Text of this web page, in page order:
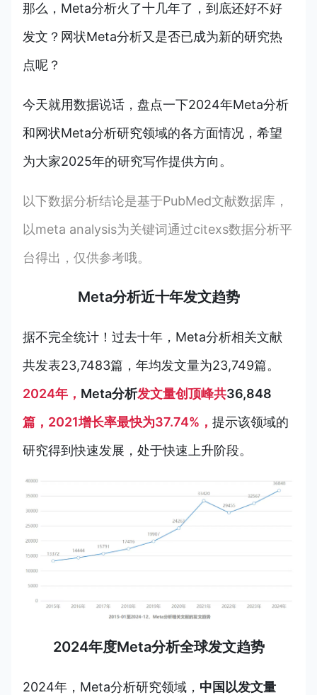
那么，Meta分析火了十几年了，到底还好不好
发文？ 网状Meta分析又是否已成为新的研究热
点呢？
今天就用数据说话，盘点一下2024年Meta分析
和网状Meta分析研究领域的各方面情况，希望
为大家2025年的研究写作提供方向。
以下数据分析结论是基于PubMed文献数据库，
以meta analysis为关键词通过citexs数据分析平
台得出，仅供参考哦。
Meta分析近十年发文趋势
据不完全统计！过去十年， Meta分析相关文献
共发表23,7483篇，年均发文量为23,749篇。
2024年， Meta分析发文量创顶峰共36,848
篇，2021增长率最快为37.74%， 提示该领域的
研究得到快速发展，处于快速上升阶段。
2024年度Meta分析全球发文趋势
2024年，Meta分析研究领域， 中国以发文量